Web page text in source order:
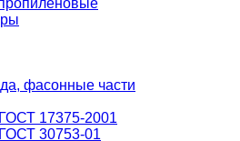
фасонные части
17375-2001
30753-01